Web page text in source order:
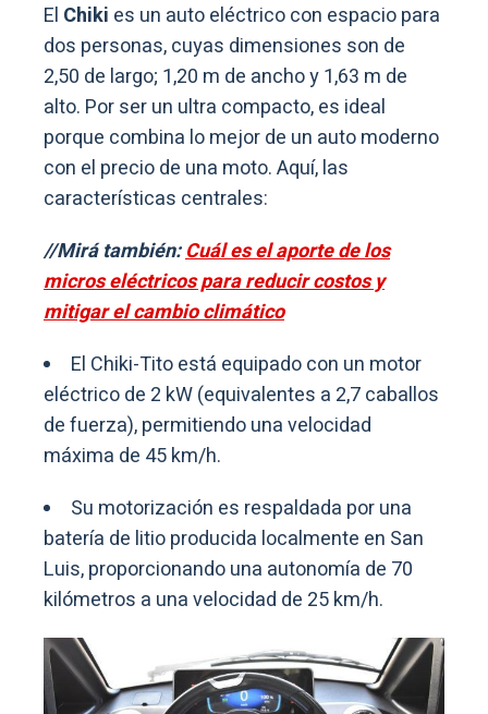
El Chiki es un auto eléctrico con espacio para
dos personas, cuyas dimensiones son de
2,50 de largo; 1,20 m de ancho y 1,63 m de
alto. Por ser un ultra compacto, es ideal
porque combina lo mejor de un auto moderno
con el precio de una moto. Aquí, las
características centrales:
//Mirá también:Cuál es el aporte de los
micros eléctricos para reducir costos y
mitigar el cambio climático
El Chiki-Tito está equipado con un motor
eléctrico de 2 kW (equivalentes a 2,7 caballos
de fuerza), permitiendo una velocidad
máxima de 45 km/h.
Su motorización es respaldada por una
batería de litio producida localmente en San
Luis, proporcionando una autonomía de 70
kilómetros a una velocidad de 25 km/h.